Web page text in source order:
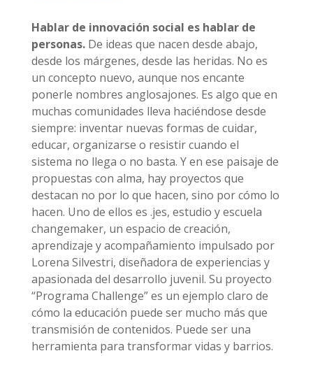
Hablar de innovación social es hablar de
personas.De ideas que nacen desde abajo,
desde los márgenes, desde las heridas. No es
un concepto nuevo, aunque nos encante
ponerle nombres anglosajones. Es algo que en
muchas comunidades lleva haciéndose desde
siempre: inventar nuevas formas de cuidar,
educar, organizarse o resistir cuando el
sistema no llega o no basta. Y en ese paisaje de
propuestas con alma, hay proyectos que
destacan no por lo que hacen, sino por cómo lo
hacen. Uno de ellos es .jes, estudio y escuela
changemaker, un espacio de creación,
aprendizaje y acompañamiento impulsado por
Lorena Silvestri, diseñadora de experiencias y
apasionada del desarrollo juvenil. Su proyecto
“Programa Challenge” es un ejemplo claro de
cómo la educación puede ser mucho más que
transmisión de contenidos. Puede ser una
herramienta para transformar vidas y barrios.